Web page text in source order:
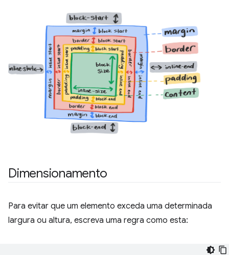
Dimensionamento
Para evitar que um elemento exceda uma determinada
largura ou altura, escreva uma regra como esta: